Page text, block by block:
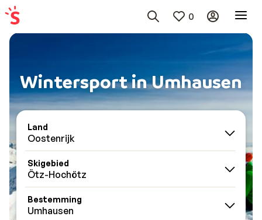
0
Wintersport in Umhausen
Land
Oostenrijk
Skigebied
Ötz-Hochötz
Bestemming
Umhausen